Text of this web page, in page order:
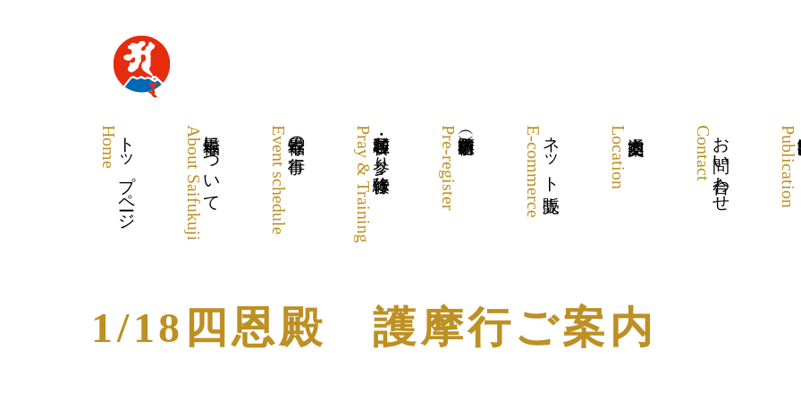
トップページ
Home 最福寺について
About Saifukuji 最福寺の行事
Event schedule 各種祈願・お参り・体験修行
Pray & Training Pre-register ネット販売
E-commerce Location お問い合わせ
Contact Publication
1/18四恩殿 護摩行ご案内